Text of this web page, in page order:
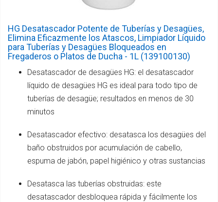
HG Desatascador Potente de Tuberías y Desagües,
Elimina Eficazmente los Atascos, Limpiador Líquido
para Tuberías y Desagües Bloqueados en
Fregaderos o Platos de Ducha - 1L (139100130)
Desatascador de desagües HG: el desatascador
líquido de desagües HG es ideal para todo tipo de
tuberías de desagüe; resultados en menos de 30
minutos
Desatascador efectivo: desatasca los desagües del
baño obstruidos por acumulación de cabello,
espuma de jabón, papel higiénico y otras sustancias
Desatasca las tuberías obstruidas: este
desatascador desbloquea rápida y fácilmente los